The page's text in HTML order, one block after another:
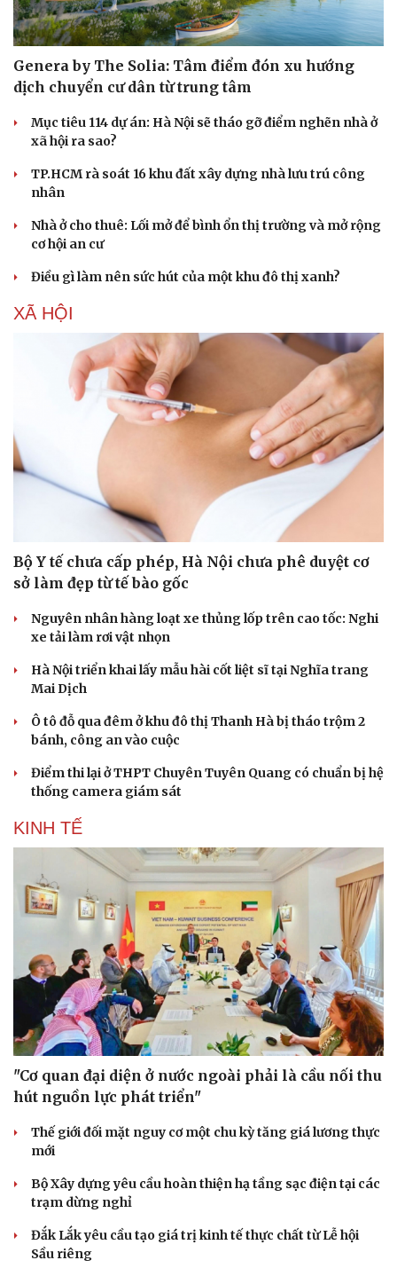
Văn hóa
Sân khấu - Điện ảnh
Văn học
Âm nhạc
Di sản
Nghệ sĩ
Thời trang
Genera by The Solia: Tâm điểm đón xu hướng
dịch chuyển cư dân từ trung tâm
Mục tiêu 114 dự án: Hà Nội sẽ tháo gỡ điểm nghẽn nhà ở
xã hội ra sao?
TP.HCM rà soát 16 khu đất xây dựng nhà lưu trú công
nhân
Nhà ở cho thuê: Lối mở để bình ổn thị trường và mở rộng
cơ hội an cư
Điều gì làm nên sức hút của một khu đô thị xanh?
XÃ HỘI
Bộ Y tế chưa cấp phép, Hà Nội chưa phê duyệt cơ
sở làm đẹp từ tế bào gốc
Nguyên nhân hàng loạt xe thủng lốp trên cao tốc: Nghi
xe tải làm rơi vật nhọn
Hà Nội triển khai lấy mẫu hài cốt liệt sĩ tại Nghĩa trang
Mai Dịch
Ô tô đỗ qua đêm ở khu đô thị Thanh Hà bị tháo trộm 2
bánh, công an vào cuộc
Điểm thi lại ở THPT Chuyên Tuyên Quang có chuẩn bị hệ
thống camera giám sát
KINH TẾ
"Cơ quan đại diện ở nước ngoài phải là cầu nối thu
hút nguồn lực phát triển"
Thế giới đối mặt nguy cơ một chu kỳ tăng giá lương thực
mới
Bộ Xây dựng yêu cầu hoàn thiện hạ tầng sạc điện tại các
trạm dừng nghỉ
Đắk Lắk yêu cầu tạo giá trị kinh tế thực chất từ Lễ hội
Sầu riêng